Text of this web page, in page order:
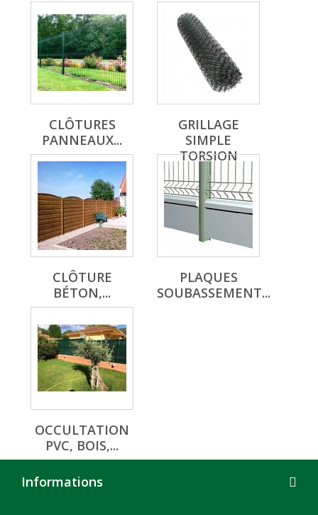
CLÔTURES
PANNEAUX...
GRILLAGE
SIMPLE
TORSION
CLÔTURE
BÉTON,...
PLAQUES
SOUBASSEMENT...
OCCULTATION
PVC, BOIS,...
Informations